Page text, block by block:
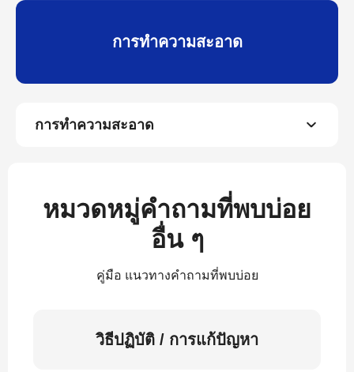
การทำความสะอาด
การทำความสะอาด
หมวดหมู่คำถามที่พบบ่อย
อื่น ๆ
คู่มือ แนวทางคำถามที่พบบ่อย
วิธีปฏิบัติ / การแก้ปัญหา